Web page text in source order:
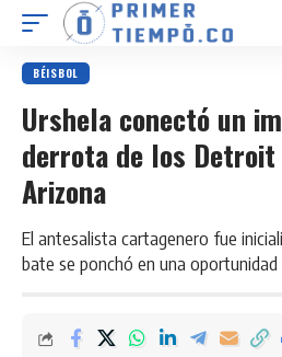
BÉISBOL
Urshela conectó un
derrota de los
Arizona
El antesalista cartagenero fue
bate se ponchó en una